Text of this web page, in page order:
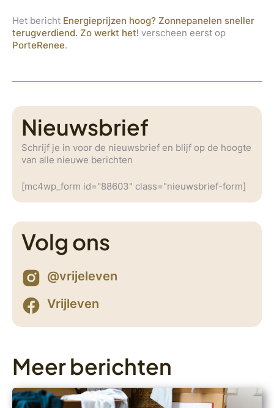
Het bericht Energieprijzen hoog? Zonnepanelen sneller
terugverdiend. Zo werkt het! verscheen eerst op
PorteRenee.
Nieuwsbrief
Schrijf je in voor de nieuwsbrief en blijf op de hoogte
van alle nieuwe berichten
[mc4wp_form id="88603" class="nieuwsbrief-form]
Volg ons
@vrijeleven
Vrijleven
Meer berichten